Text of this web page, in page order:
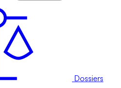
Dossiers